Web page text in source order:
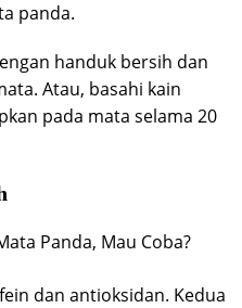
panda.
handuk bersih dan
Atau, basahi kain
pada mata selama 20
dan antioksidan. Kedua